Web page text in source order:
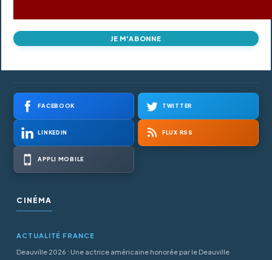
JE M'ABONNE
FACEBOOK TWITTER
LINKEDIN FLUX RSS
APPLI MOBILE
CINÉMA
ACTUALITÉ FRANCE
Deauville 2026 : Une actrice américaine honorée par le Deauville